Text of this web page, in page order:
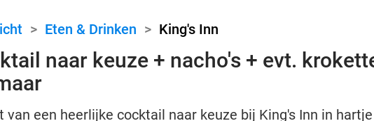
> Eten & Drinken > King's Inn
naar keuze + nacho's + evt.
van een heerlijke cocktail naar keuze bij King's Inn in